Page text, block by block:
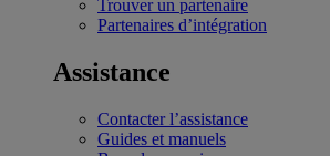
Trouver un partenaire
Partenaires d’intégration
Assistance
Contacter l’assistance
Guides et manuels